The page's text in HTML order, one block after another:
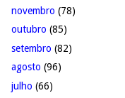
novembro (78)
outubro (85)
setembro (82)
agosto (96)
julho (66)